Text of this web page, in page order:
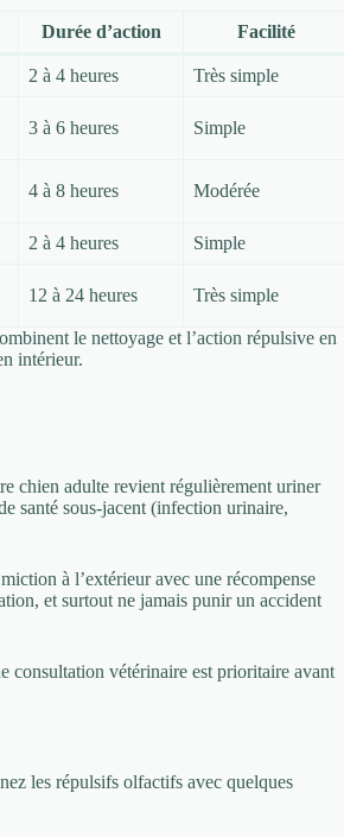
Durée d’action Facilité
2 à 4 heures Très simple
3 à 6 heures Simple
4 à 8 heures Modérée
2 à 4 heures Simple
12 à 24 heures Très simple
le nettoyage et l’action répulsive en
intérieur.
chien adulte revient régulièrement uriner
santé sous-jacent (infection urinaire,
à l’extérieur avec une récompense
et surtout ne jamais punir un accident
consultation vétérinaire est prioritaire avant
les répulsifs olfactifs avec quelques